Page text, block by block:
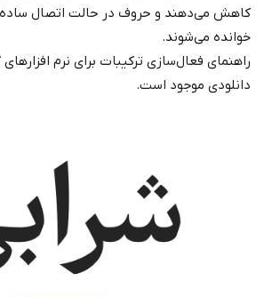
کاهش می‌دهند و حروف در حالت اتصال
خوانده می‌شوند.
راهنمای فعال‌سازی ترکیبات برای نرم
دانلودی موجود است.